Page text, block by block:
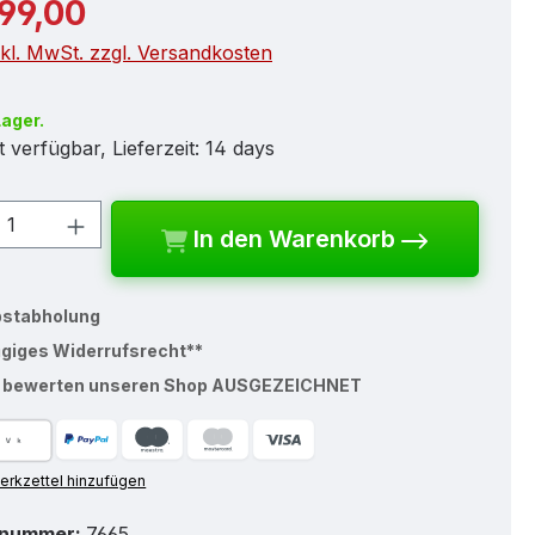
MwSt. zzgl. Versandkosten
verfügbar, Lieferzeit: 14 days
Anzahl: Gib den gewünschten
In den Warenkorb
Widerrufsrecht**
bewerten unseren Shop AUSGEZEICHNET
hinzufügen